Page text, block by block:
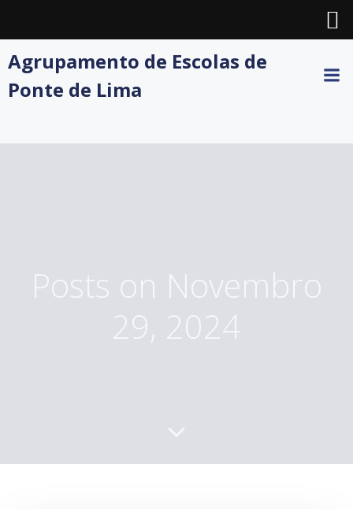
to
Agrupamento de Escolas de
Ponte de Lima
Posts on Novembro
29, 2024